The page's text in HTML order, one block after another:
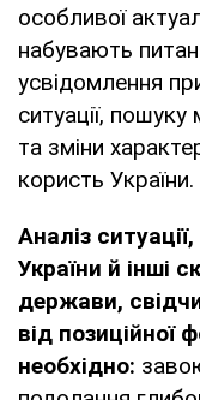
особливої
набувають
усвідомлення
ситуації,
та зміни
користь України.
Аналіз
України й інші
держави,
від позиційної
необхідно: